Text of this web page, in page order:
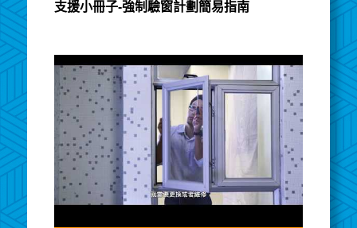
支援小冊子-強制驗窗計劃簡易指南